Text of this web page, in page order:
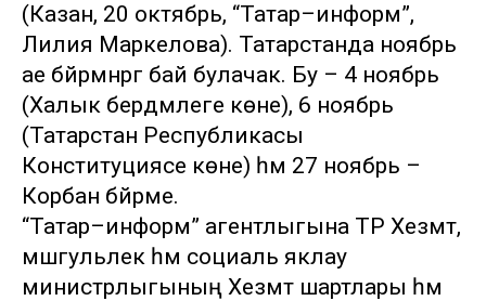
(Казан, 20 октябрь, “Татар–информ”,
Лилия Маркелова). Татарстанда ноябрь
ае бәйрәмнәргә бай булачак. Бу – 4 ноябрь
(Халык бердәмлеге көне), 6 ноябрь
(Татарстан Республикасы
Конституциясе көне) һәм 27 ноябрь –
Корбан бәйрәме.
“Татар–информ” агентлыгына ТР Хезмәт,
мәшгульлек һәм социаль яклау
министрлыгының Хезмәт шартлары һәм